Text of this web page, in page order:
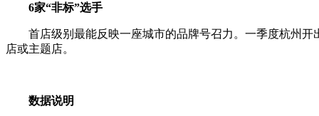
6家“非标”选手
首店级别最能反映一座城市的品牌号召力。一季度杭州
店或主题店。
数据说明